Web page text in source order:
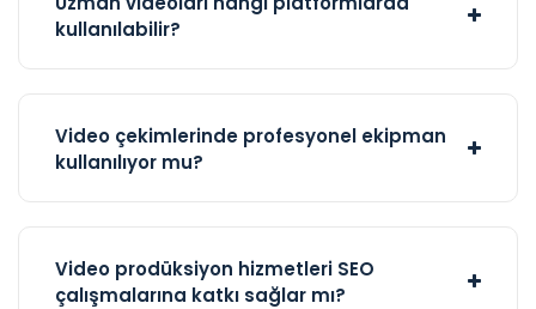
kullanılabilir?
Video çekimlerinde profesyonel ekipman
kullanılıyor mu?
Video prodüksiyon hizmetleri SEO
çalışmalarına katkı sağlar mı?